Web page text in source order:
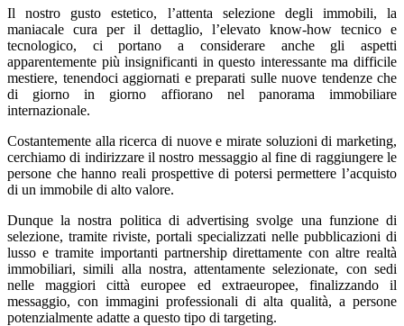
Il nostro gusto estetico, l’attenta selezione degli immobili, la
maniacale cura per il dettaglio, l’elevato know-how tecnico e
tecnologico, ci portano a considerare anche gli aspetti
apparentemente più insignificanti in questo interessante ma difficile
mestiere, tenendoci aggiornati e preparati sulle nuove tendenze che
di giorno in giorno affiorano nel panorama immobiliare
internazionale.
Costantemente alla ricerca di nuove e mirate soluzioni di marketing,
cerchiamo di indirizzare il nostro messaggio al fine di raggiungere le
persone che hanno reali prospettive di potersi permettere l’acquisto
di un immobile di alto valore.
Dunque la nostra politica di advertising svolge una funzione di
selezione, tramite riviste, portali specializzati nelle pubblicazioni di
lusso e tramite importanti partnership direttamente con altre realtà
immobiliari, simili alla nostra, attentamente selezionate, con sedi
nelle maggiori città europee ed extraeuropee, finalizzando il
messaggio, con immagini professionali di alta qualità, a persone
potenzialmente adatte a questo tipo di targeting.